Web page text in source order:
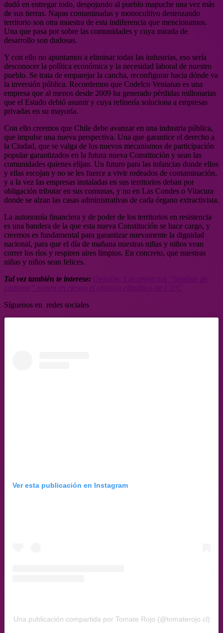
dudó en entregar todo, despojando al pueblo mapuche una vez más
de sus tierras. Napas contaminadas y monocultivo destrozando
territorio son otra muestra de esta indiferencia que mencionamos.
Una que pasa por sobre las comunidades y cuya mirada de
desarrollo son dudosas.
Y con ello no apuntamos a eliminar todas las industrias, eso sería
desconocer la política económica y la necesidad laboral de nuestro
pueblo. Se trata de emparejar la cancha, reconfigurar hacia dónde va
la inversión pública. Recordemos que Codelco Ventanas es una
empresa que al menos desde 2009 ha generado pérdidas millonarias
que el Estado debió asumir y cuya refinería soluciona a empresas
privadas en su mayoría.
Con ello creemos que Chile debe avanzar en una industria pública,
que impulse una nueva perspectiva. Una que garantice el derecho a
la Ciudad, que se valga de los nuevos mecanismos de participación
popular garantizados en la futura nueva Constitución y sean las
comunidades quienes elijan. Un futuro para las infancias donde ellos
y ellas escojan y no se les fuerce a vivir rodeados de contaminación,
y a la vez las empresas instaladas en sus territorios deban por
obligación tributar en sus comunas, y no en Las Condes o Vitacura
donde se alzan las casas administrativas de cada órgano extractivista.
La autonomía financiera y de poder de los territorios en resistencia
es una bandera de la que esta nueva Constitución se hace cargo, y
creemos es fundamental para garantizar nuevamente la dignidad
nacional, para que el día de mañana nuestras niñas y niños vean
correr los ríos y respiren aires limpios. En concreto, que nuestras
niñas y niños sean felices.
Tal vez también te interese:
Síguenos en redes sociales
Ver esta publicación en Instagram
Una publicación compartida por Tomate Rojo (@tomaterojo.cl)